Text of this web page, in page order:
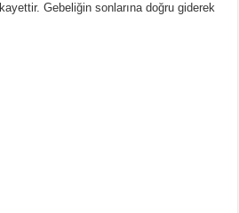
Gebeliğin sonlarına doğru giderek